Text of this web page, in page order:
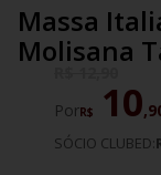
Massa
Molisana
PorR$ 10,
SÓCIO CLUBED: